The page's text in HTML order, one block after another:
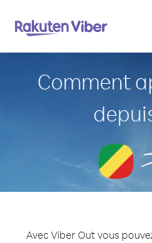
Comment
Avec Viber Out vous